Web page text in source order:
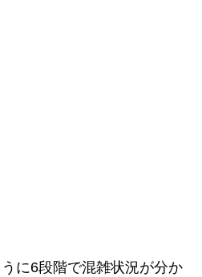
に6段階で混雑状況が分か